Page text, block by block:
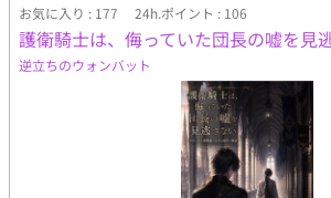
した世界が『星鏡のレイラ』の世界だとわ
あるカルロを幸せにするべく動き出す。 リ
の第一王子。カルロへの父性が暴走気味。
者。リヒトは神様で唯一の居場所。リヒトへ
魔塔主… 一人で国を滅ぼせるほどの魔法が
味厄災。リヒトを研究対象としている。 オ
帝。エトワールの悍ましい慣習を嫌っていた
に興味を持つ。 ナタリア… 乙女ゲーム『星
ン。オーロ皇帝の孫娘。カルロとは恋のライ
お気に入り : 177 24h.ポイント : 106
護衛騎士は、侮っていた団長の嘘を見
逆立ちのウォンバット